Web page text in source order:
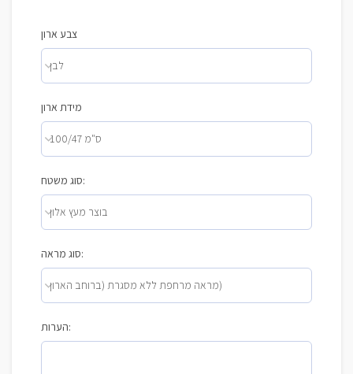
צבע ארון
מידת ארון
סוג משטח:
סוג מראה:
הערות: